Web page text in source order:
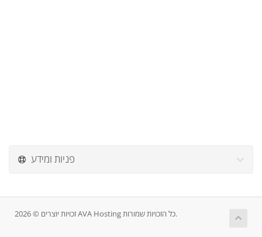
פניות ומידע
זכויות יוצרים © 2026 AVA Hosting כל הזכויות שמורות.